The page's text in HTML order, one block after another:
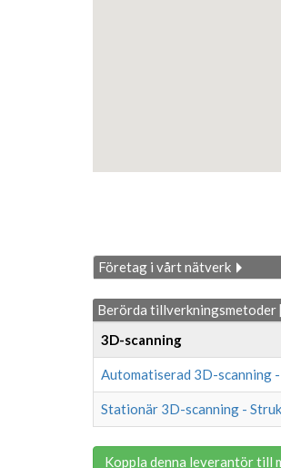
Företag i vårt nätverk
Berörda
3D-scanning
Automatiserad 3D-scanning
Stationär 3D-scanning -
Koppla denna leverantör till